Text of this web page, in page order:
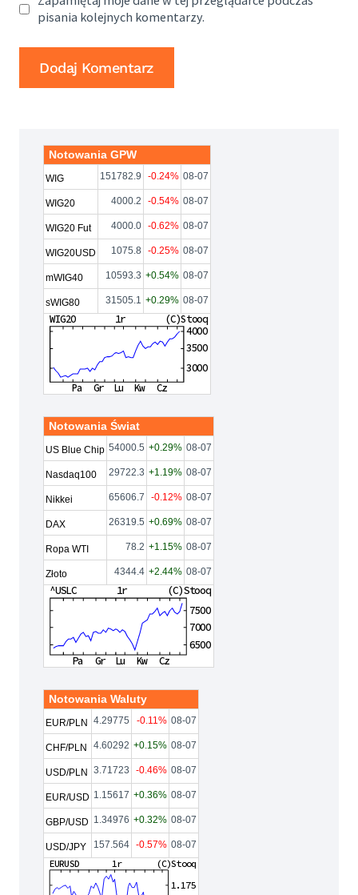
pisania kolejnych komentarzy.
Notowania GPW
WIG 151782.9 -0.24% 08-07
WIG20 4000.2 -0.54% 08-07
WIG20 Fut 4000.0 -0.62% 08-07
WIG20USD 1075.8 -0.25% 08-07
mWIG40 10593.3 +0.54% 08-07
sWIG80 31505.1 +0.29% 08-07
Notowania Świat
US Blue Chip 54000.5 +0.29% 08-07
Nasdaq100 29722.3 +1.19% 08-07
Nikkei 65606.7 -0.12% 08-07
DAX 26319.5 +0.69% 08-07
Ropa WTI 78.2 +1.15% 08-07
Złoto 4344.4 +2.44% 08-07
Notowania Waluty
EUR/PLN 4.29775 -0.11% 08-07
CHF/PLN 4.60292 +0.15% 08-07
USD/PLN 3.71723 -0.46% 08-07
EUR/USD 1.15617 +0.36% 08-07
GBP/USD 1.34976 +0.32% 08-07
USD/JPY 157.564 -0.57% 08-07